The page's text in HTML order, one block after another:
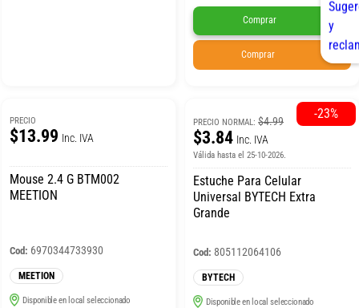
Comprar
Comprar
PRECIO
$13.99 Inc. IVA
Mouse 2.4 G BTM002
MEETION
Cod: 6970344733930
MEETION
Disponible en local seleccionado
PRECIO NORMAL:$4.99
$3.84 Inc. IVA
Válida hasta el 25-10-2026.
Estuche Para Celular
Universal BYTECH Extra
Grande
Cod: 805112064106
BYTECH
Disponible en local seleccionado
-23%